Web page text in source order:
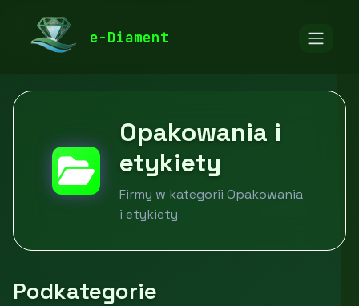
e-Diament
diamentspa.pl
Opakowania i
etykiety
Firmy w kategorii Opakowania
i etykiety
Podkategorie